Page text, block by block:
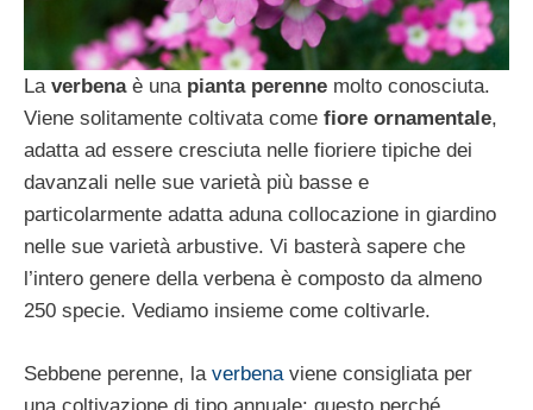
Laverbenaè una pianta perenne molto conosciuta.
Viene solitamente coltivata come fiore ornamentale,
adatta ad essere cresciuta nelle fioriere tipiche dei
davanzali nelle sue varietà più basse e
particolarmente adatta aduna collocazione in giardino
nelle sue varietà arbustive. Vi basterà sapere che
l’intero genere della verbena è composto da almeno
250 specie. Vediamo insieme come coltivarle.
Sebbene perenne, la verbena viene consigliata per
una coltivazione di tipo annuale: questo perché